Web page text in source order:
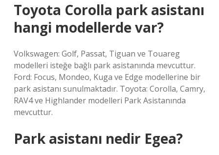
Toyota Corolla park asistanı
hangi modellerde var?
Volkswagen: Golf, Passat, Tiguan ve Touareg
modelleri isteğe bağlı park asistanında mevcuttur.
Ford: Focus, Mondeo, Kuga ve Edge modellerine bir
park asistanı sunulmaktadır. Toyota: Corolla, Camry,
RAV4 ve Highlander modelleri Park Asistanında
mevcuttur.
Park asistanı nedir Egea?